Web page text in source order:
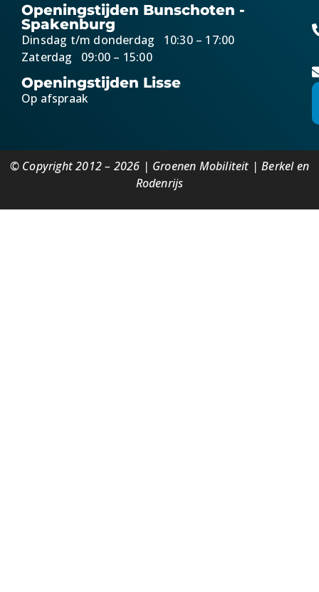
Openingstijden Bunschoten -
Spakenburg
Dinsdag t/m donderdag 10:30 – 17:00
Zaterdag 09:00 – 15:00
Openingstijden Lisse
Op afspraak
© Copyright 2012 – 2026 | Groenen Mobiliteit | Berkel en
Rodenrijs